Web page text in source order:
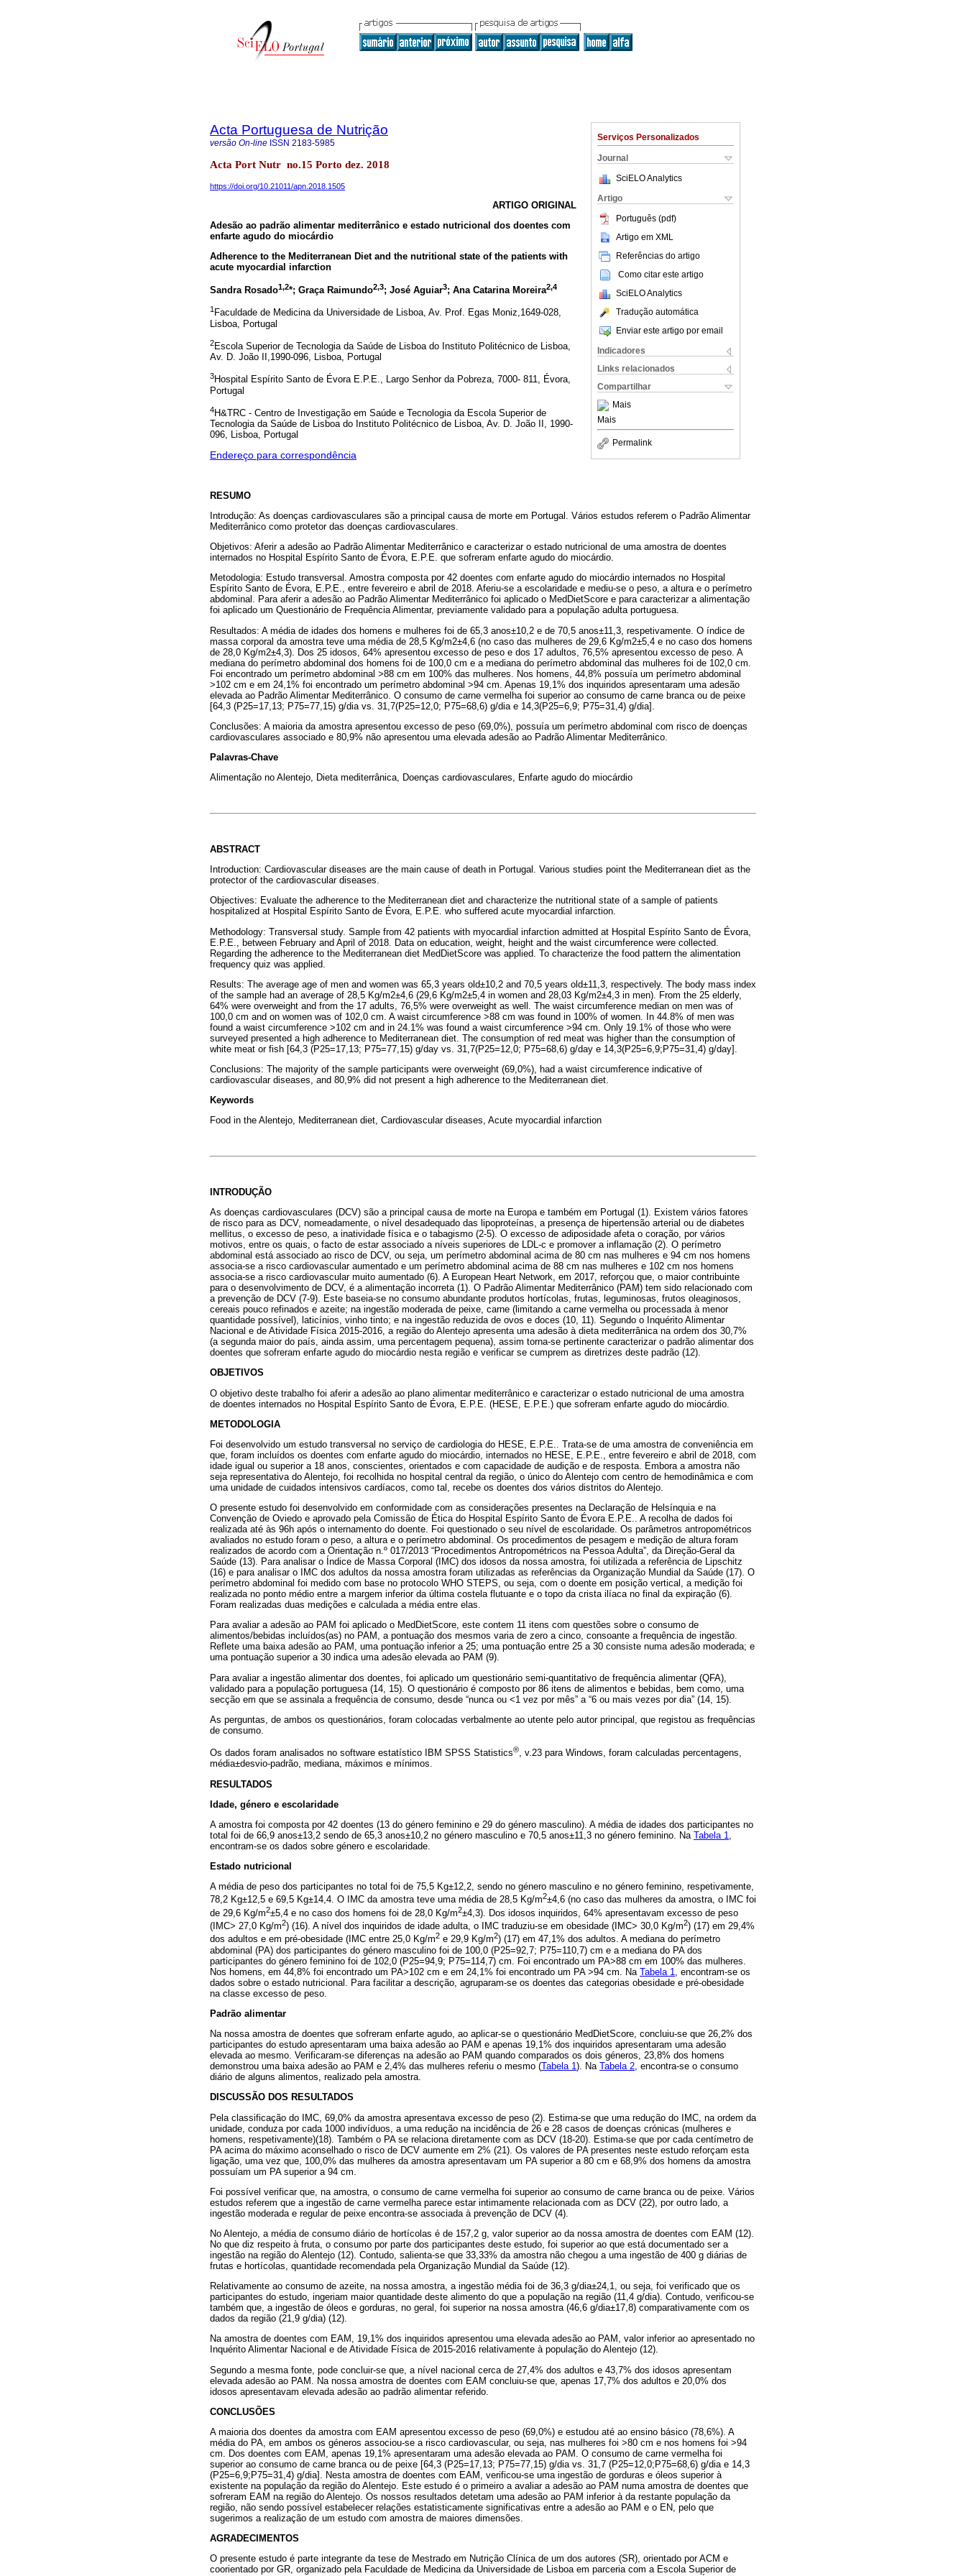
Serviços Personalizados
Journal
SciELO Analytics
Artigo
Português (pdf)
Artigo em XML
Referências do artigo
Como citar este artigo
SciELO Analytics
Tradução automática
Enviar este artigo por email
Indicadores
Links relacionados
Compartilhar
Mais
Mais
Permalink
Acta Portuguesa de Nutrição
versão On-line ISSN 2183-5985
Acta Port Nutr no.15 Porto dez. 2018
https://doi.org/10.21011/apn.2018.1505
ARTIGO ORIGINAL
Adesão ao padrão alimentar mediterrânico e estado nutricional dos doentes com
enfarte agudo do miocárdio
Adherence to the Mediterranean Diet and the nutritional state of the patients with
acute myocardial infarction
Sandra Rosado1,2*; Graça Raimundo2,3; José Aguiar3; Ana Catarina Moreira2,4
1 Faculdade de Medicina da Universidade de Lisboa, Av. Prof. Egas Moniz,1649-028,
Lisboa, Portugal
2Escola Superior de Tecnologia da Saúde de Lisboa do Instituto Politécnico de Lisboa,
Av. D. João II,1990-096, Lisboa, Portugal
3Hospital Espírito Santo de Évora E.P.E., Largo Senhor da Pobreza, 7000- 811, Évora,
Portugal
4H&TRC - Centro de Investigação em Saúde e Tecnologia da Escola Superior de
Tecnologia da Saúde de Lisboa do Instituto Politécnico de Lisboa, Av. D. João II, 1990-
096, Lisboa, Portugal
Endereço para correspondência
RESUMO
Introdução: As doenças cardiovasculares são a principal causa de morte em Portugal. Vários estudos referem o Padrão Alimentar
Mediterrânico como protetor das doenças cardiovasculares.
Objetivos: Aferir a adesão ao Padrão Alimentar Mediterrânico e caracterizar o estado nutricional de uma amostra de doentes
internados no Hospital Espírito Santo de Évora, E.P.E. que sofreram enfarte agudo do miocárdio.
Metodologia: Estudo transversal. Amostra composta por 42 doentes com enfarte agudo do miocárdio internados no Hospital
Espírito Santo de Évora, E.P.E., entre fevereiro e abril de 2018. Aferiu-se a escolaridade e mediu-se o peso, a altura e o perímetro
abdominal. Para aferir a adesão ao Padrão Alimentar Mediterrânico foi aplicado o MedDietScore e para caracterizar a alimentação
foi aplicado um Questionário de Frequência Alimentar, previamente validado para a população adulta portuguesa.
Resultados: A média de idades dos homens e mulheres foi de 65,3 anos±10,2 e de 70,5 anos±11,3, respetivamente. O índice de
massa corporal da amostra teve uma média de 28,5 Kg/m2±4,6 (no caso das mulheres de 29,6 Kg/m2±5,4 e no caso dos homens
de 28,0 Kg/m2±4,3). Dos 25 idosos, 64% apresentou excesso de peso e dos 17 adultos, 76,5% apresentou excesso de peso. A
mediana do perímetro abdominal dos homens foi de 100,0 cm e a mediana do perímetro abdominal das mulheres foi de 102,0 cm.
Foi encontrado um perímetro abdominal >88 cm em 100% das mulheres. Nos homens, 44,8% possuía um perímetro abdominal
>102 cm e em 24,1% foi encontrado um perímetro abdominal >94 cm. Apenas 19,1% dos inquiridos apresentaram uma adesão
elevada ao Padrão Alimentar Mediterrânico. O consumo de carne vermelha foi superior ao consumo de carne branca ou de peixe
[64,3 (P25=17,13; P75=77,15) g/dia vs. 31,7(P25=12,0; P75=68,6) g/dia e 14,3(P25=6,9; P75=31,4) g/dia].
Conclusões: A maioria da amostra apresentou excesso de peso (69,0%), possuía um perímetro abdominal com risco de doenças
cardiovasculares associado e 80,9% não apresentou uma elevada adesão ao Padrão Alimentar Mediterrânico.
Palavras-Chave
Alimentação no Alentejo, Dieta mediterrânica, Doenças cardiovasculares, Enfarte agudo do miocárdio
ABSTRACT
Introduction: Cardiovascular diseases are the main cause of death in Portugal. Various studies point the Mediterranean diet as the
protector of the cardiovascular diseases.
Objectives: Evaluate the adherence to the Mediterranean diet and characterize the nutritional state of a sample of patients
hospitalized at Hospital Espírito Santo de Évora, E.P.E. who suffered acute myocardial infarction.
Methodology: Transversal study. Sample from 42 patients with myocardial infarction admitted at Hospital Espírito Santo de Évora,
E.P.E., between February and April of 2018. Data on education, weight, height and the waist circumference were collected.
Regarding the adherence to the Mediterranean diet MedDietScore was applied. To characterize the food pattern the alimentation
frequency quiz was applied.
Results: The average age of men and women was 65,3 years old±10,2 and 70,5 years old±11,3, respectively. The body mass index
of the sample had an average of 28,5 Kg/m2±4,6 (29,6 Kg/m2±5,4 in women and 28,03 Kg/m2±4,3 in men). From the 25 elderly,
64% were overweight and from the 17 adults, 76,5% were overweight as well. The waist circumference median on men was of
100,0 cm and on women was of 102,0 cm. A waist circumference >88 cm was found in 100% of women. In 44.8% of men was
found a waist circumference >102 cm and in 24.1% was found a waist circumference >94 cm. Only 19.1% of those who were
surveyed presented a high adherence to Mediterranean diet. The consumption of red meat was higher than the consumption of
white meat or fish [64,3 (P25=17,13; P75=77,15) g/day vs. 31,7(P25=12,0; P75=68,6) g/day e 14,3(P25=6,9;P75=31,4) g/day].
Conclusions: The majority of the sample participants were overweight (69,0%), had a waist circumference indicative of
cardiovascular diseases, and 80,9% did not present a high adherence to the Mediterranean diet.
Keywords
Food in the Alentejo, Mediterranean diet, Cardiovascular diseases, Acute myocardial infarction
INTRODUÇÃO
As doenças cardiovasculares (DCV) são a principal causa de morte na Europa e também em Portugal (1). Existem vários fatores
de risco para as DCV, nomeadamente, o nível desadequado das lipoproteínas, a presença de hipertensão arterial ou de diabetes
mellitus, o excesso de peso, a inatividade física e o tabagismo (2-5). O excesso de adiposidade afeta o coração, por vários
motivos, entre os quais, o facto de estar associado a níveis superiores de LDL-c e promover a inflamação (2). O perímetro
abdominal está associado ao risco de DCV, ou seja, um perímetro abdominal acima de 80 cm nas mulheres e 94 cm nos homens
associa-se a risco cardiovascular aumentado e um perímetro abdominal acima de 88 cm nas mulheres e 102 cm nos homens
associa-se a risco cardiovascular muito aumentado (6). A European Heart Network, em 2017, reforçou que, o maior contribuinte
para o desenvolvimento de DCV, é a alimentação incorreta (1). O Padrão Alimentar Mediterrânico (PAM) tem sido relacionado com
a prevenção de DCV (7-9). Este baseia-se no consumo abundante produtos hortícolas, frutas, leguminosas, frutos oleaginosos,
cereais pouco refinados e azeite; na ingestão moderada de peixe, carne (limitando a carne vermelha ou processada à menor
quantidade possível), laticínios, vinho tinto; e na ingestão reduzida de ovos e doces (10, 11). Segundo o Inquérito Alimentar
Nacional e de Atividade Física 2015-2016, a região do Alentejo apresenta uma adesão à dieta mediterrânica na ordem dos 30,7%
(a segunda maior do país, ainda assim, uma percentagem pequena), assim torna-se pertinente caracterizar o padrão alimentar dos
doentes que sofreram enfarte agudo do miocárdio nesta região e verificar se cumprem as diretrizes deste padrão (12).
OBJETIVOS
O objetivo deste trabalho foi aferir a adesão ao plano alimentar mediterrânico e caracterizar o estado nutricional de uma amostra
de doentes internados no Hospital Espírito Santo de Évora, E.P.E. (HESE, E.P.E.) que sofreram enfarte agudo do miocárdio.
METODOLOGIA
Foi desenvolvido um estudo transversal no serviço de cardiologia do HESE, E.P.E.. Trata-se de uma amostra de conveniência em
que, foram incluídos os doentes com enfarte agudo do miocárdio, internados no HESE, E.P.E., entre fevereiro e abril de 2018, com
idade igual ou superior a 18 anos, conscientes, orientados e com capacidade de audição e de resposta. Embora a amostra não
seja representativa do Alentejo, foi recolhida no hospital central da região, o único do Alentejo com centro de hemodinâmica e com
uma unidade de cuidados intensivos cardíacos, como tal, recebe os doentes dos vários distritos do Alentejo.
O presente estudo foi desenvolvido em conformidade com as considerações presentes na Declaração de Helsínquia e na
Convenção de Oviedo e aprovado pela Comissão de Ética do Hospital Espírito Santo de Évora E.P.E.. A recolha de dados foi
realizada até às 96h após o internamento do doente. Foi questionado o seu nível de escolaridade. Os parâmetros antropométricos
avaliados no estudo foram o peso, a altura e o perímetro abdominal. Os procedimentos de pesagem e medição de altura foram
realizados de acordo com a Orientação n.º 017/2013 “Procedimentos Antropométricos na Pessoa Adulta”, da Direção-Geral da
Saúde (13). Para analisar o Índice de Massa Corporal (IMC) dos idosos da nossa amostra, foi utilizada a referência de Lipschitz
(16) e para analisar o IMC dos adultos da nossa amostra foram utilizadas as referências da Organização Mundial da Saúde (17). O
perímetro abdominal foi medido com base no protocolo WHO STEPS, ou seja, com o doente em posição vertical, a medição foi
realizada no ponto médio entre a margem inferior da última costela flutuante e o topo da crista ilíaca no final da expiração (6).
Foram realizadas duas medições e calculada a média entre elas.
Para avaliar a adesão ao PAM foi aplicado o MedDietScore, este contem 11 itens com questões sobre o consumo de
alimentos/bebidas incluídos(as) no PAM, a pontuação dos mesmos varia de zero a cinco, consoante a frequência de ingestão.
Reflete uma baixa adesão ao PAM, uma pontuação inferior a 25; uma pontuação entre 25 a 30 consiste numa adesão moderada; e
uma pontuação superior a 30 indica uma adesão elevada ao PAM (9).
Para avaliar a ingestão alimentar dos doentes, foi aplicado um questionário semi-quantitativo de frequência alimentar (QFA),
validado para a população portuguesa (14, 15). O questionário é composto por 86 itens de alimentos e bebidas, bem como, uma
secção em que se assinala a frequência de consumo, desde “nunca ou <1 vez por mês” a “6 ou mais vezes por dia” (14, 15).
As perguntas, de ambos os questionários, foram colocadas verbalmente ao utente pelo autor principal, que registou as frequências
de consumo.
Os dados foram analisados no software estatístico IBM SPSS Statistics®, v.23 para Windows, foram calculadas percentagens,
média±desvio-padrão, mediana, máximos e mínimos.
RESULTADOS
Idade, género e escolaridade
A amostra foi composta por 42 doentes (13 do género feminino e 29 do género masculino). A média de idades dos participantes no
total foi de 66,9 anos±13,2 sendo de 65,3 anos±10,2 no género masculino e 70,5 anos±11,3 no género feminino. Na Tabela 1
encontram-se os dados sobre género e escolaridade.
Estado nutricional
A média de peso dos participantes no total foi de 75,5 Kg±12,2, sendo no género masculino e no género feminino, respetivamente,
78,2 Kg±12,5 e 69,5 Kg±14,4. O IMC da amostra teve uma média de 28,5 Kg/m2±4,6 (no caso das mulheres da amostra, o IMC foi
de 29,6 Kg/m2±5,4 e no caso dos homens foi de 28,0 Kg/m2±4,3). Dos idosos inquiridos, 64% apresentavam excesso de peso
(IMC> 27,0 Kg/m2) (16). A nível dos inquiridos de idade adulta, o IMC traduziu-se em obesidade (IMC> 30,0 Kg/m2) (17) em 29,4%
dos adultos e em pré-obesidade (IMC entre 25,0 Kg/m2 e 29,9 Kg/m2) (17) em 47,1% dos adultos. A mediana do perímetro
abdominal (PA) dos participantes do género masculino foi de 100,0 (P25=92,7; P75=110,7) cm e a mediana do PA dos
participantes do género feminino foi de 102,0 (P25=94,9; P75=114,7) cm. Foi encontrado um PA>88 cm em 100% das mulheres.
Nos homens, em 44,8% foi encontrado um PA>102 cm e em 24,1% foi encontrado um PA >94 cm. Na Tabela 1
, encontram-se os
dados sobre o estado nutricional. Para facilitar a descrição, agruparam-se os doentes das categorias obesidade e pré-obesidade
na classe excesso de peso.
Padrão alimentar
Na nossa amostra de doentes que sofreram enfarte agudo, ao aplicar-se o questionário MedDietScore, concluiu-se que 26,2% dos
participantes do estudo apresentaram uma baixa adesão ao PAM e apenas 19,1% dos inquiridos apresentaram uma adesão
elevada ao mesmo. Verificaram-se diferenças na adesão ao PAM quando comparados os dois géneros, 23,8% dos homens
demonstrou uma baixa adesão ao PAM e 2,4% das mulheres referiu o mesmo (Tabela 1). Na Tabela 2, encontra-se o consumo
diário de alguns alimentos, realizado pela amostra.
DISCUSSÃO DOS RESULTADOS
Pela classificação do IMC, 69,0% da amostra apresentava excesso de peso (2). Estima-se que uma redução do IMC, na ordem da
unidade, conduza por cada 1000 indivíduos, a uma redução na incidência de 26 e 28 casos de doenças crónicas (mulheres e
homens, respetivamente)(18). Também o PA se relaciona diretamente com as DCV (18-20). Estima-se que por cada centímetro de
PA acima do máximo aconselhado o risco de DCV aumente em 2% (21). Os valores de PA presentes neste estudo reforçam esta
ligação, uma vez que, 100,0% das mulheres da amostra apresentavam um PA superior a 80 cm e 68,9% dos homens da amostra
possuíam um PA superior a 94 cm.
Foi possível verificar que, na amostra, o consumo de carne vermelha foi superior ao consumo de carne branca ou de peixe. Vários
estudos referem que a ingestão de carne vermelha parece estar intimamente relacionada com as DCV (22), por outro lado, a
ingestão moderada e regular de peixe encontra-se associada à prevenção de DCV (4).
No Alentejo, a média de consumo diário de hortícolas é de 157,2 g, valor superior ao da nossa amostra de doentes com EAM (12).
No que diz respeito à fruta, o consumo por parte dos participantes deste estudo, foi superior ao que está documentado ser a
ingestão na região do Alentejo (12). Contudo, salienta-se que 33,33% da amostra não chegou a uma ingestão de 400 g diárias de
frutas e hortícolas, quantidade recomendada pela Organização Mundial da Saúde (12).
Relativamente ao consumo de azeite, na nossa amostra, a ingestão média foi de 36,3 g/dia±24,1, ou seja, foi verificado que os
participantes do estudo, ingeriam maior quantidade deste alimento do que a população na região (11,4 g/dia). Contudo, verificou-se
também que, a ingestão de óleos e gorduras, no geral, foi superior na nossa amostra (46,6 g/dia±17,8) comparativamente com os
dados da região (21,9 g/dia) (12).
Na amostra de doentes com EAM, 19,1% dos inquiridos apresentou uma elevada adesão ao PAM, valor inferior ao apresentado no
Inquérito Alimentar Nacional e de Atividade Física de 2015-2016 relativamente à população do Alentejo (12).
Segundo a mesma fonte, pode concluir-se que, a nível nacional cerca de 27,4% dos adultos e 43,7% dos idosos apresentam
elevada adesão ao PAM. Na nossa amostra de doentes com EAM concluiu-se que, apenas 17,7% dos adultos e 20,0% dos
idosos apresentavam elevada adesão ao padrão alimentar referido.
CONCLUSÕES
A maioria dos doentes da amostra com EAM apresentou excesso de peso (69,0%) e estudou até ao ensino básico (78,6%). A
média do PA, em ambos os géneros associou-se a risco cardiovascular, ou seja, nas mulheres foi >80 cm e nos homens foi >94
cm. Dos doentes com EAM, apenas 19,1% apresentaram uma adesão elevada ao PAM. O consumo de carne vermelha foi
superior ao consumo de carne branca ou de peixe [64,3 (P25=17,13; P75=77,15) g/dia vs. 31,7 (P25=12,0;P75=68,6) g/dia e 14,3
(P25=6,9;P75=31,4) g/dia]. Nesta amostra de doentes com EAM, verificou-se uma ingestão de gorduras e óleos superior à
existente na população da região do Alentejo. Este estudo é o primeiro a avaliar a adesão ao PAM numa amostra de doentes que
sofreram EAM na região do Alentejo. Os nossos resultados detetam uma adesão ao PAM inferior à da restante população da
região, não sendo possível estabelecer relações estatisticamente significativas entre a adesão ao PAM e o EN, pelo que
sugerimos a realização de um estudo com amostra de maiores dimensões.
AGRADECIMENTOS
O presente estudo é parte integrante da tese de Mestrado em Nutrição Clínica de um dos autores (SR), orientado por ACM e
coorientado por GR, organizado pela Faculdade de Medicina da Universidade de Lisboa em parceria com a Escola Superior de